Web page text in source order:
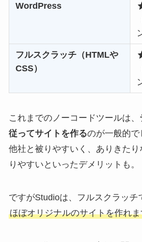
WordPress
フルスクラッチ（HTMLや
CSS）
これまでのノーコードツールは、
従ってサイトを作るのが一般的で
他社と被りやすいく、ありきた
りやすいといったデメリットも。
ですがStudioは、フルスクラッチ
ほぼオリジナルのサイトを作れ